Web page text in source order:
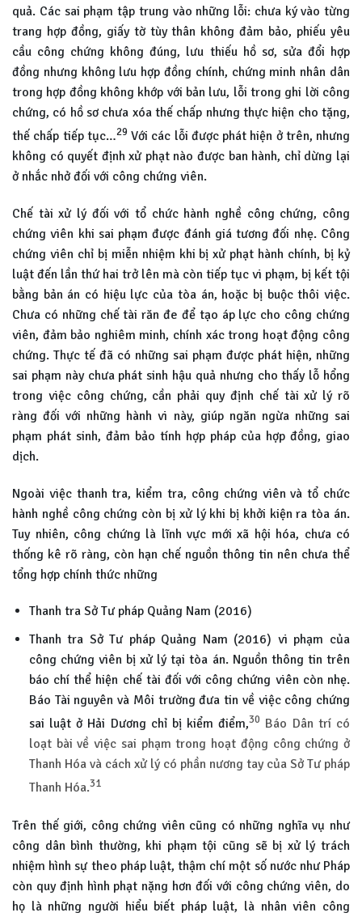
quả. Các sai phạm tập trung vào những lỗi: chưa ký vào từng
trang hợp đồng, giấy tờ tùy thân không đảm bảo, phiếu yêu
cầu công chứng không đúng, lưu thiếu hồ sơ, sửa đổi hợp
đồng nhưng không lưu hợp đồng chính, chứng minh nhân dân
trong hợp đồng không khớp với bản lưu, lỗi trong ghi lời công
chứng, có hồ sơ chưa xóa thế chấp nhưng thực hiện cho tặng,
thế chấp tiếp tục…29 Với các lỗi được phát hiện ở trên, nhưng
không có quyết định xử phạt nào được ban hành, chỉ dừng lại
ở nhắc nhở đối với công chứng viên.
Chế tài xử lý đối với tổ chức hành nghề công chứng, công
chứng viên khi sai phạm được đánh giá tương đối nhẹ. Công
chứng viên chỉ bị miễn nhiệm khi bị xử phạt hành chính, bị kỷ
luật đến lần thứ hai trở lên mà còn tiếp tục vi phạm, bị kết tội
bằng bản án có hiệu lực của tòa án, hoặc bị buộc thôi việc.
Chưa có những chế tài răn đe để tạo áp lực cho công chứng
viên, đảm bảo nghiêm minh, chính xác trong hoạt động công
chứng. Thực tế đã có những sai phạm được phát hiện, những
sai phạm này chưa phát sinh hậu quả nhưng cho thấy lỗ hổng
trong việc công chứng, cần phải quy định chế tài xử lý rõ
ràng đối với những hành vi này, giúp ngăn ngừa những sai
phạm phát sinh, đảm bảo tính hợp pháp của hợp đồng, giao
dịch.
Ngoài việc thanh tra, kiểm tra, công chứng viên và tổ chức
hành nghề công chứng còn bị xử lý khi bị khởi kiện ra tòa án.
Tuy nhiên, công chứng là lĩnh vực mới xã hội hóa, chưa có
thống kê rõ ràng, còn hạn chế nguồn thông tin nên chưa thể
tổng hợp chính thức những
Thanh tra Sở Tư pháp Quảng Nam (2016)
Thanh tra Sở Tư pháp Quảng Nam (2016) vi phạm của
công chứng viên bị xử lý tại tòa án. Nguồn thông tin trên
báo chí thể hiện chế tài đối với công chứng viên còn nhẹ.
Báo Tài nguyên và Môi trường đưa tin về việc công chứng
sai luật ở Hải Dương chỉ bị kiểm điểm,30 Báo Dân trí có
loạt bài về việc sai phạm trong hoạt động công chứng ở
Thanh Hóa và cách xử lý có phần nương tay của Sở Tư pháp
Thanh Hóa.31
Trên thế giới, công chứng viên cũng có những nghĩa vụ như
công dân bình thường, khi phạm tội cũng sẽ bị xử lý trách
nhiệm hình sự theo pháp luật, thậm chí một số nước như Pháp
còn quy định hình phạt nặng hơn đối với công chứng viên, do
họ là những người hiểu biết pháp luật, là nhân viên công